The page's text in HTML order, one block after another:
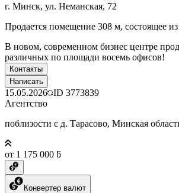
г. Минск, ул. Неманская, 72
Продается помещение 308 м, состоящее
В новом, современном бизнес центре
различных по площади восемь офисов!
Контакты
Написать
15.05.2026 ID 3773839
Агентство
поблизости с д. Тарасово, Минская
от 1 175 000 ƃ
Конвертер валют